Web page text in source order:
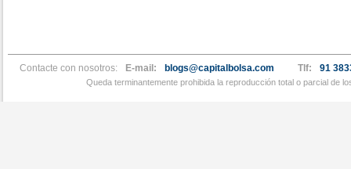
Contacte con nosotros: E-mail: blogs@capitalbolsa.com Tlf: 91
Queda terminantemente prohibida la reproducción total o parcial de